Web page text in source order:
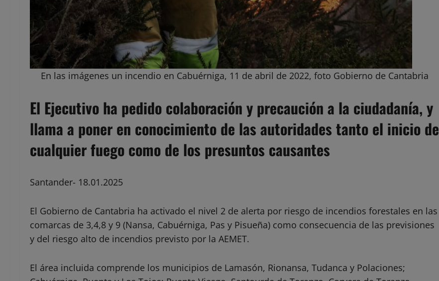
En las imágenes un incendio en Cabuérniga, 11 de abril de 2022, foto Gobierno de Cantabria
El Ejecutivo ha pedido colaboración y precaución a la ciudadanía, y
llama a poner en conocimiento de las autoridades tanto el inicio de
cualquier fuego como de los presuntos causantes
Santander- 18.01.2025
El Gobierno de Cantabria ha activado el nivel 2 de alerta por riesgo de incendios forestales en las
comarcas de 3,4,8 y 9 (Nansa, Cabuérniga, Pas y Pisueña) como consecuencia de las previsiones
y del riesgo alto de incendios previsto por la AEMET.
El área incluida comprende los municipios de Lamasón, Rionansa, Tudanca y Polaciones;